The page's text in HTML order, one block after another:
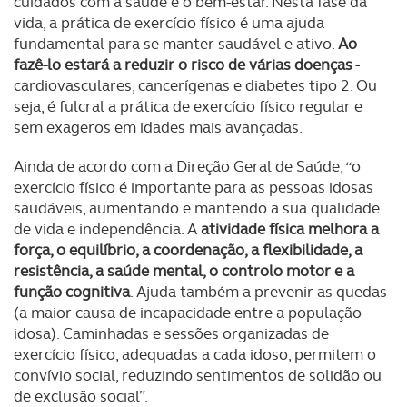
vida, a prática de exercício físico é uma ajuda
fundamental para se manter saudável e ativo.Ao
fazê-lo estará a reduzir o risco de várias doenças-
cardiovasculares, cancerígenas e diabetes tipo 2. Ou
seja, é fulcral a prática de exercício físico regular e
sem exageros em idades mais avançadas.
Ainda de acordo com a Direção Geral de Saúde, “o
exercício físico é importante para as pessoas idosas
saudáveis, aumentando e mantendo a sua qualidade
de vida e independência. Aatividade física melhora a
força, o equilíbrio, a coordenação, a flexibilidade, a
resistência, a saúde mental, o controlo motor e a
função cognitiva. Ajuda também a prevenir as quedas
(a maior causa de incapacidade entre a população
idosa). Caminhadas e sessões organizadas de
exercício físico, adequadas a cada idoso, permitem o
convívio social, reduzindo sentimentos de solidão ou
de exclusão social”.